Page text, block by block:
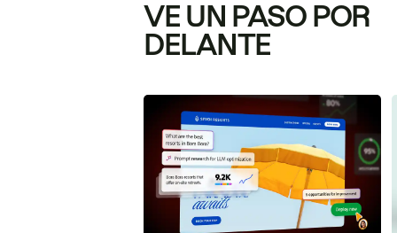
VE UN PASO POR
DELANTE